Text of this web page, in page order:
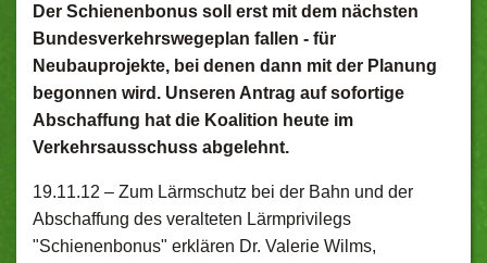
Der Schienenbonus soll erst mit dem nächsten
Bundesverkehrswegeplan fallen - für
Neubauprojekte, bei denen dann mit der Planung
begonnen wird. Unseren Antrag auf sofortige
Abschaffung hat die Koalition heute im
Verkehrsausschuss abgelehnt.
19.11.12 – Zum Lärmschutz bei der Bahn und der
Abschaffung des veralteten Lärmprivilegs
"Schienenbonus" erklären Dr. Valerie Wilms,